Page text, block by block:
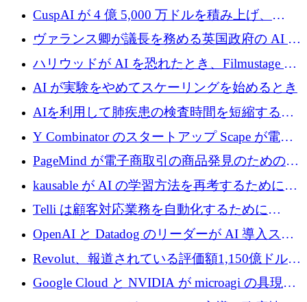
子力タービンが1500万ポンドの資金調達でス
テルスから浮上
CuspAI が 4 億 5,000 万ドルを積み上げ、
Resist.UA が 5,000 万ユーロの基金を立ち上
げ、DSIT が廃止される
ヴァランス卿が議長を務める英国政府の AI タ
スクフォースが発足
ハリウッドが AI を恐れたとき、Filmustage は
代わりにプリプロダクションに賭けました
AI が実験をやめてスケーリングを始めるとき
AIを利用して肺疾患の検査時間を短縮する英
国のヘルステック挑戦者が1900万ドルを獲得
Y Combinator のスタートアップ Scape が電子
メールを再考するために 320 万ドルを調達し
てステルスから浮上
PageMind が電子商取引の商品発見のための
AI を拡張するために 120 万ユーロを調達
kausable が AI の学習方法を再考するために
1,200 万ユーロを調達
Telli は顧客対応業務を自動化するために
1,500 万ドルのシードを確保
OpenAI と Datadog のリーダーが AI 導入スタ
ートアップ Arrakis を支援
Revolut、報道されている評価額1,150億ドルで
の新たな二次株式売却を確認
Google Cloud と NVIDIA が microagi の具現化